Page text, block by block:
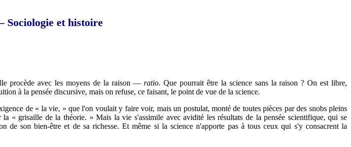
et histoire
procède avec les moyens de la raison —ratio. Que pourrait être la science sans la raison ? On est libre,
à la pensée discursive, mais on refuse, ce faisant, le point de vue de la science.
de « la vie, » que l'on voulait y faire voir, mais un postulat, monté de toutes pièces par des snobs pleins
« grisaille de la théorie. » Mais la vie s'assimile avec avidité les résultats de la pensée scientifique, qui se
son bien-être et de sa richesse. Et même si la science n'apporte pas à tous ceux qui s'y consacrent la